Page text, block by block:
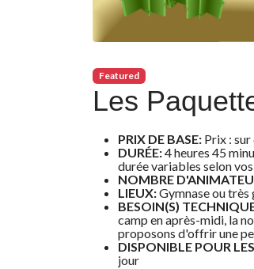
Featured
Les
PRIX DE BASE: Prix :
DURÉE:4 heures 45
durée variables selon
NOMBRE
LIEUX:Gymnase ou très
BESOIN(S)
camp en après-midi, la
proposons d'offrir une
DISPONIBLE POUR
jour